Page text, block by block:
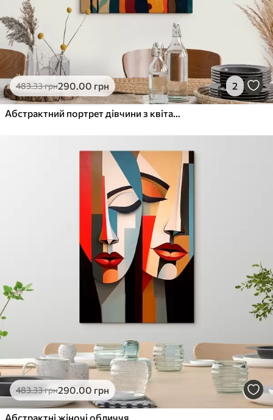
483.33грн290.00 грн 2
Абстрактний портрет дівчини з квітами в етнічному стилі
483.33грн290.00 грн
Абстрактні жіночі обличчя